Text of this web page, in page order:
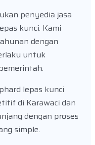
penyedia jasa
kunci. Kami
dengan
untuk
lepas kunci
di Karawaci dan
dengan proses
simple.